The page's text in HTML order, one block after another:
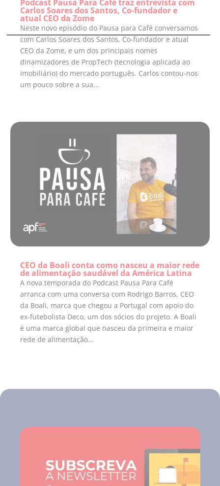
Podcast Pausa Para Café traz entrevista com
Carlos Soares dos Santos, Co-fundador e
atual CEO da Zome
Neste novo episódio do Pausa para Café conversamos
com Carlos Soares dos Santos, Co-fundador e atual
CEO da Zome, e um dos principais nomes
dinamizadores de PropTech (tecnologia aplicada ao
imobiliário) do mercado português. Carlos contou-nos
um pouco sobre a sua...
CEO da Boali conta como nasceu a maior rede
de alimentação saudável da América Latina
A nova temporada do Podcast Pausa Para Café
arranca com uma conversa com Rodrigo Barros, CEO
da Boali, marca que chegou a Portugal com apoio do
ex-futebolista Deco, um dos sócios do projeto. A Boali
é uma marca global que nasceu da primeira e maior
rede de alimentação...